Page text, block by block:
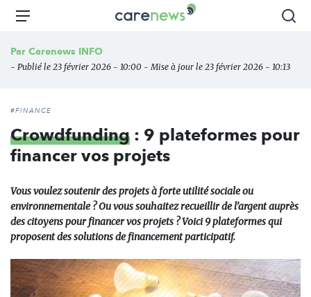
Aller
principal
Carenews,
des
Menu
Par Carenews INFO
- Publié le 23 février 2026 - 10:00 - Mise à jour le 23 février 2026 - 10:13
#FINANCE
Crowdfunding : 9 plateformes pour
financer vos projets
Vous voulez soutenir des projets à forte utilité sociale ou
environnementale ? Ou vous souhaitez recueillir de l’argent auprès
des citoyens pour financer vos projets ? Voici 9 plateformes qui
proposent des solutions de financement participatif.